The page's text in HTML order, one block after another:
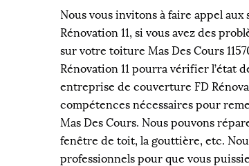
Nous vous invitons à faire appel
Rénovation 11, si vous avez des
sur votre toiture Mas Des Cours
Rénovation 11 pourra vérifier l’état
entreprise de couverture FD
compétences nécessaires pour
Mas Des Cours. Nous pouvons
fenêtre de toit, la gouttière, etc.
professionnels pour que vous